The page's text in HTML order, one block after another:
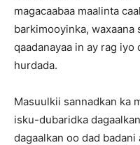
magacaabaa maalinta
barkimooyinka, waxaana
qaadanayaa in ay rag
hurdada.
Masuulkii sannadkan ka
isku-dubaridka
dagaalkan oo dad badani